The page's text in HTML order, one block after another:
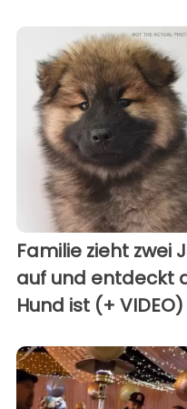
Familie zieht zwei
auf und entdeckt
Hund ist (+ VIDEO)